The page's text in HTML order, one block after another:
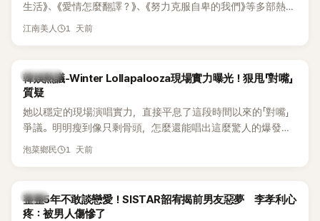
生活》、《愛情怎麼翻譯？》、《努力克服自卑的我們》等多部熱門
作品，躍升為韓劇新一代女神代表，不僅演技備受肯定，精緻
細身材下的超狂背肌與肩膀線條，反差感十足，讓不少網友看
傻直呼：「原來她身材這麼猛！」
江南美人 1 天前
熱議討論
韓娛熱議-Winter Lollapalooza現場實力曝光！狠甩「對嘴」
質疑
她以穩定的現場演唱實力，直接平息了這段時間以來的「對嘴」
爭議。明明瘦到像只剩骨頭，怎麼還能唱出這麼驚人的爆發力
和音量？
泡菜鄉民 1 天前
韓星
整整5年不敢談戀愛！SISTAR韶宥揭前男友惡夢 李孝利心
疼：被男人傷慘了